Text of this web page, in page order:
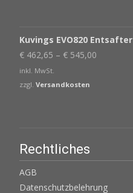
Kuvings EVO820 Entsafter
€ 462,65 – € 545,00
inkl. MwSt.
zzgl. Versandkosten
Rechtliches
AGB
Datenschutzbelehrung